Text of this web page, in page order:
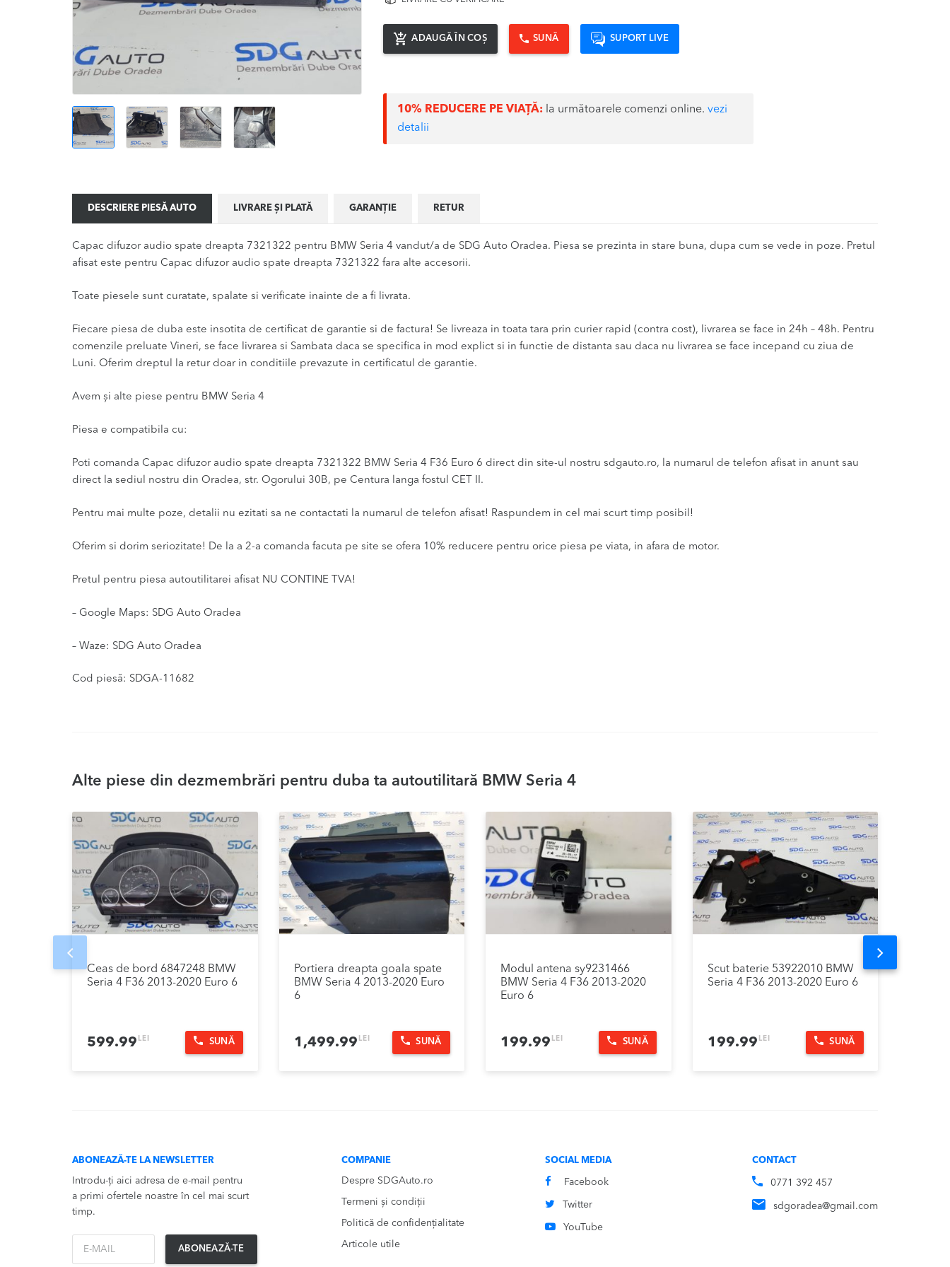
ADAUGĂ ÎN COȘ SUNĂ SUPORT LIVE
10% REDUCERE PE VIAȚĂ: la următoarele comenzi online.vezi
detalii
DESCRIERE PIESĂ AUTO LIVRARE ȘI PLATĂ GARANȚIE RETUR
Capac difuzor audio spate dreapta 7321322 pentru BMW Seria 4 vandut/a de SDG Auto Oradea. Piesa se prezinta in stare buna, dupa cum se vede in poze. Pretul
afisat este pentru Capac difuzor audio spate dreapta 7321322 fara alte accesorii.
Toate piesele sunt curatate, spalate si verificate inainte de a fi livrata.
Fiecare piesa de duba este insotita de certificat de garantie si de factura! Se livreaza in toata tara prin curier rapid (contra cost), livrarea se face in 24h – 48h. Pentru
comenzile preluate Vineri, se face livrarea si Sambata daca se specifica in mod explict si in functie de distanta sau daca nu livrarea se face incepand cu ziua de
Luni. Oferim dreptul la retur doar in conditiile prevazute in certificatul de garantie.
Avem și alte piese pentru BMW Seria 4
Piesa e compatibila cu:
Poti comanda Capac difuzor audio spate dreapta 7321322 BMW Seria 4 F36 Euro 6 direct din site-ul nostru sdgauto.ro, la numarul de telefon afisat in anunt sau
direct la sediul nostru din Oradea, str. Ogorului 30B, pe Centura langa fostul CET II.
Pentru mai multe poze, detalii nu ezitati sa ne contactati la numarul de telefon afisat! Raspundem in cel mai scurt timp posibil!
Oferim si dorim seriozitate! De la a 2-a comanda facuta pe site se ofera 10% reducere pentru orice piesa pe viata, in afara de motor.
Pretul pentru piesa autoutilitarei afisat NU CONTINE TVA!
– Google Maps: SDG Auto Oradea
– Waze: SDG Auto Oradea
Cod piesă: SDGA-11682
Alte piese din dezmembrări pentru duba ta autoutilitară BMW Seria 4
Ceas de bord 6847248 BMW
Seria 4 F36 2013-2020 Euro 6
599.99 LEI SUNĂ
Portiera dreapta goala spate
BMW Seria 4 2013-2020 Euro
6
1,499.99 LEI SUNĂ
Modul antena sy9231466
BMW Seria 4 F36 2013-2020
Euro 6
199.99 LEI SUNĂ
Scut baterie 53922010 BMW
Seria 4 F36 2013-2020 Euro 6
199.99 LEI SUNĂ
Prev Next
ABONEAZĂ-TE LA NEWSLETTER
Introdu-ți aici adresa de e-mail pentru
a primi ofertele noastre în cel mai scurt
timp.
ABONEAZĂ-TE
COMPANIE
Despre SDGAuto.ro
Termeni și condiții
Politică de confidențialitate
Articole utile
SOCIAL MEDIA
Facebook
Twitter
YouTube
CONTACT
0771 392 457
sdgoradea@gmail.com